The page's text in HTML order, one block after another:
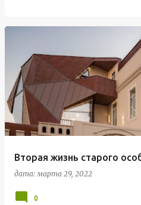
Вторая жизнь старого
дата:марта 29, 2022
0